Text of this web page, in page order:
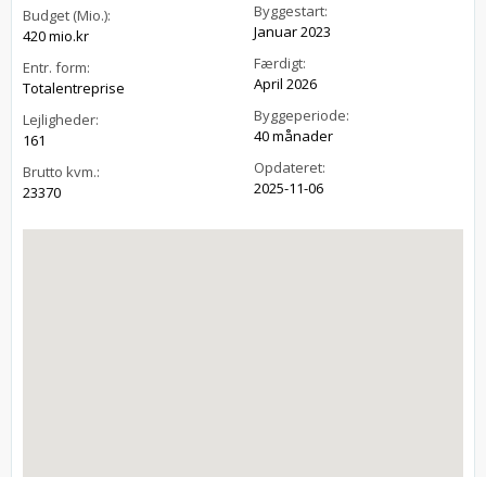
Budget (Mio.):
420 mio.kr
Entr. form:
Totalentreprise
Lejligheder:
161
Brutto kvm.:
23370
Byggestart:
Januar 2023
Færdigt:
April 2026
Byggeperiode:
40 månader
Opdateret:
2025-11-06